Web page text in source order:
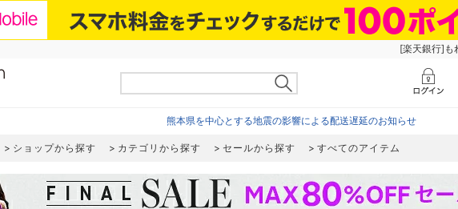
[楽天銀行]も
熊本県を中心とする地震の影響による配送遅延のお知らせ
ショップから探す カテゴリから探す セールから探す すべてのアイテム